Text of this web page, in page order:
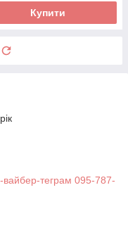
Купити
теграм 095-787-